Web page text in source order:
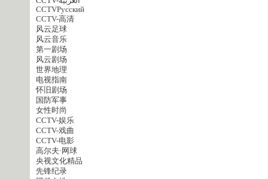
CCTVPусский
CCTV-高清
风云足球
风云音乐
第一剧场
风云剧场
世界地理
电视指南
怀旧剧场
国防军事
女性时尚
CCTV-娱乐
CCTV-戏曲
CCTV-电影
高尔夫·网球
央视文化精品
先锋纪录